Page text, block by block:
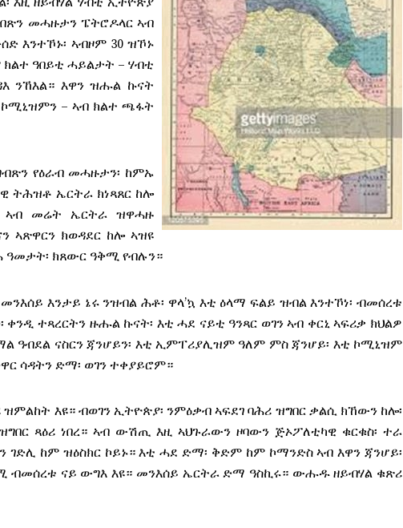
መሓዙታን ፔትሮዶላር ኣብ
እንተኾኑ፡ ኣብዞም 30 ዝኾኑ
ዓበይቲ ሓይልታት – ሃብቲ
ንኸእል። እዋን ዝሑል ኩናት
ኮሚኒዝምን – ኣብ ክልተ ጫፋት
የዕራብ መሓዙታን፡ ከምኡ
ትሕዝቶ ኤርትራ ክነጻጸር ከሎ
ኣብ መሬት ኤርትራ ዝዋሓዙ
ኣጽዋርን ክወዳደር ከሎ ኣዝዩ
ዓመታት፡ ክጸውር ዓቅሚ የብሉን።
እንታይ ኔሩ ንዝብል ሕቶ፡ ዋላ’ኳ እቲ ዕላማ ፍልይ ዝብል እንተኾነ፡ ብመሰረቱ
ቀንዲ ተጻረርትን ዙሑል ኩናት፡ እቲ ሓደ ናይቲ ዓንጻር ወገን ኣብ ቀርኒ ኣፍሪቃ ክህልዎ
ዓብደል ናስርን ጃንሆይን፡ እቲ ኢምፐሪያሊዝም ዓለም ምስ ጃንሆይ፡ እቲ ኮሚኒዝም
ሳዳትን ድማ፡ ወገን ተቀያይሮም።
እዩ። ብወገን ኢትዮጵያ፡ ንምዕቃብ ኣፍደገ ባሕሪ ዝግበር ቃልሲ ክኸውን ከሎ፡
ጻዕሪ ነበረ። ኣብ ውሽጢ እዚ ኣህጉራውን ዞባውን ጅኦፖለቲካዊ ቁርቁስ፡ ተራ
ገድሊ ከም ዝዕስክር ኮይኑ። እቲ ሓደ ድማ፡ ቅድም ከም ኮማንድስ ኣብ እዋን ጃንሆይ፡
ብመሰረቱ ናይ ውግእ እዩ። መንእሰይ ኤርትራ ድማ ዓስኪሩ። ውሑዱ ዘይብሃል ቁጽሪ